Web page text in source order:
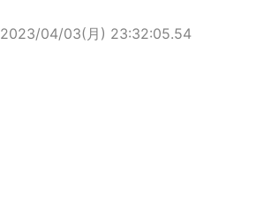
2023/04/03(月) 23:32:05.54